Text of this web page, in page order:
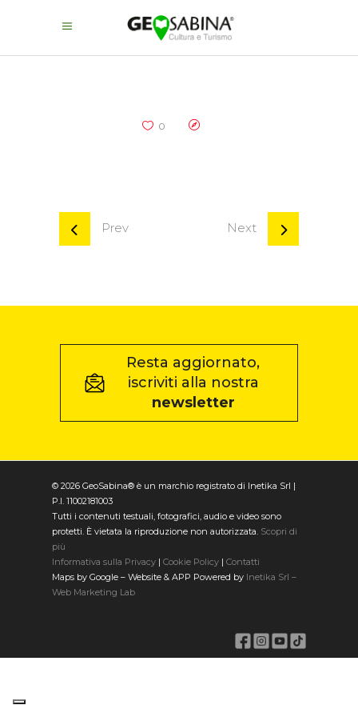
0
Prev Next
Resta aggiornato,
iscriviti alla nostra
newsletter
© 2026 GeoSabina® è un marchio registrato di Inetika Srl |
P.I. 11002181003
Tutti i contenuti testuali, fotografici, audio e video sono
protetti. È vietata la riproduzione non autorizzata. Scopri di
più
Informativa sulla Privacy | Cookie Policy | Contatti
Maps by Google – Website & APP Powered by Inetika Srl –
Web Marketing Lab